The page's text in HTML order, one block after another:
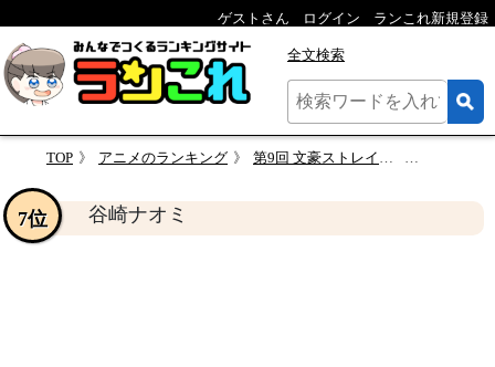
ゲストさん ログイン ランこれ新規登録
全文検索
TOP アニメのランキング 第9回 文豪ストレイドッグス 人気キャラクター投票
谷崎ナオミ
7位